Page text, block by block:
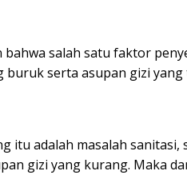
bahwa salah satu faktor
buruk serta asupan gizi yang
itu adalah masalah sanitasi,
gizi yang kurang. Maka